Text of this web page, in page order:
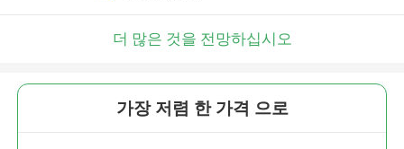
더 많은 것을 전망하십시오
가장 저렴 한 가격 으로